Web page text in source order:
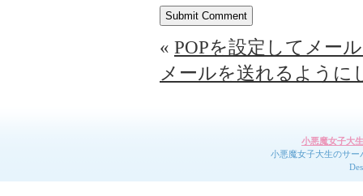
« POPを設定してメー
メールを送れるように
小悪魔女子大
小悪魔女子大生のサ